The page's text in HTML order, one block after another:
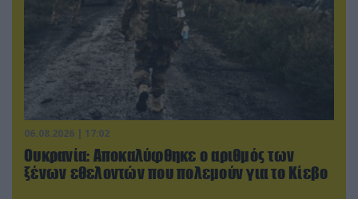
06.08.2026 | 17:02
Ουκρανία: Αποκαλύφθηκε ο αριθμός των
ξένων εθελοντών που πολεμούν για το Κίεβο